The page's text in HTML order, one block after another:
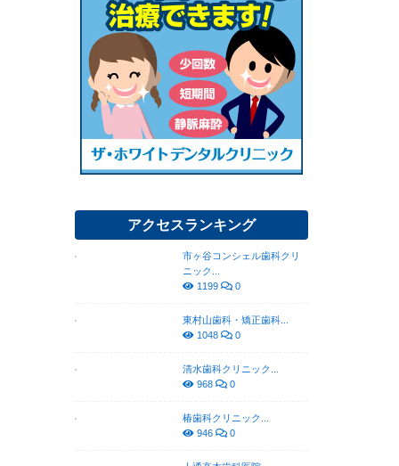
アクセスランキング
市ヶ谷コンシェル歯科クリ
ニック...
1199
0
東村山歯科・矯正歯科...
1048
0
清水歯科クリニック...
968
0
椿歯科クリニック...
946
0